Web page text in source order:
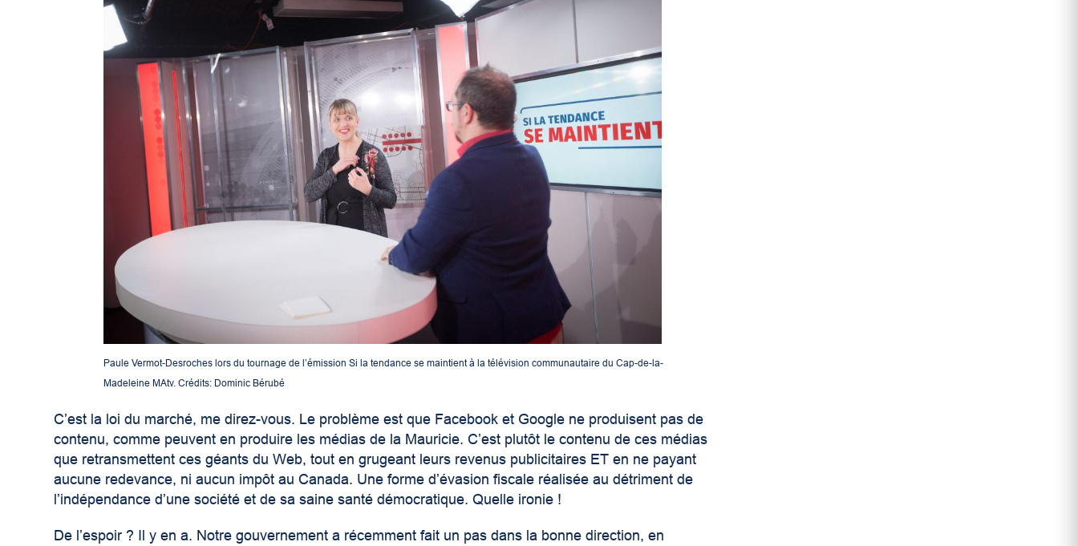
Paule Vermot-Desroches lors du tournage de l’émission Si la tendance se maintient à la télévision communautaire du Cap-de-la-
Madeleine MAtv. Crédits: Dominic Bérubé
C’est la loi du marché, me direz-vous. Le problème est que Facebook et Google ne produisent pas de
contenu, comme peuvent en produire les médias de la Mauricie. C’est plutôt le contenu de ces médias
que retransmettent ces géants du Web, tout en grugeant leurs revenus publicitaires ET en ne payant
aucune redevance, ni aucun impôt au Canada. Une forme d’évasion fiscale réalisée au détriment de
l’indépendance d’une société et de sa saine santé démocratique. Quelle ironie !
De l’espoir ? Il y en a. Notre gouvernement a récemment fait un pas dans la bonne direction, en